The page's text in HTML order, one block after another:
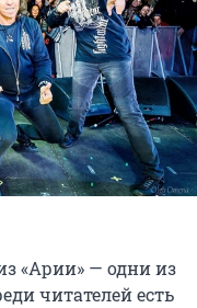
«Арии» — одни из
читателей есть